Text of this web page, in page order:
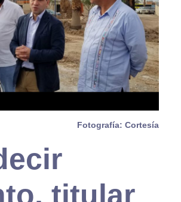
Fotografía: Cortesía
titular